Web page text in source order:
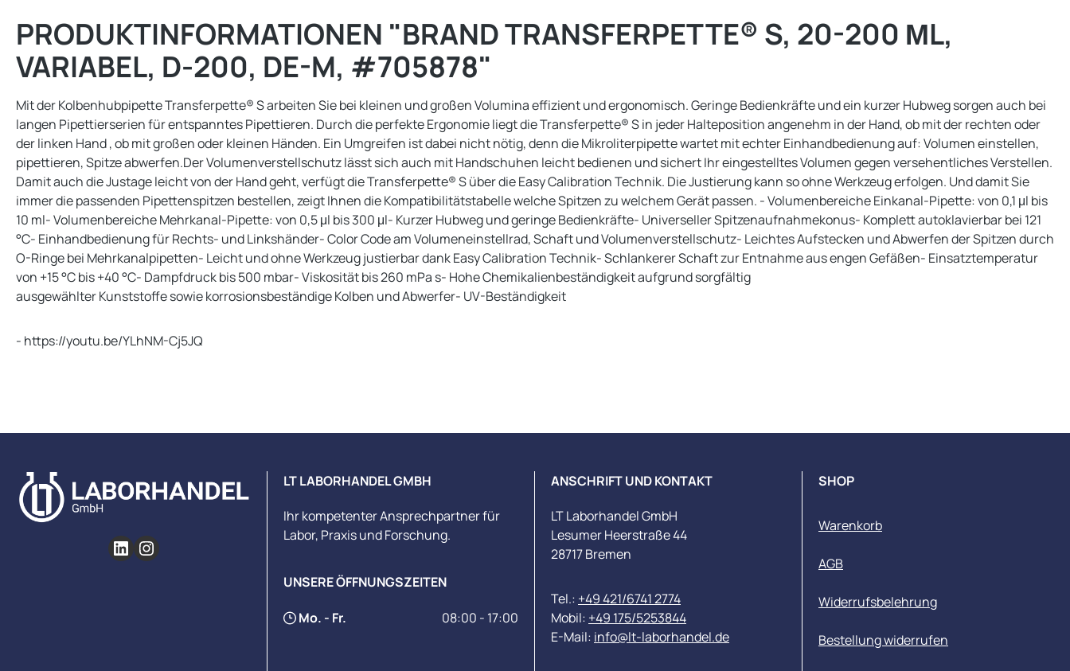
PRODUKTINFORMATIONEN "BRAND TRANSFERPETTE® S, 20-200 ΜL,
VARIABEL, D-200, DE-M, #705878"
Mit der Kolbenhubpipette Transferpette® S arbeiten Sie bei kleinen und großen Volumina effizient und ergonomisch. Geringe Bedienkräfte und ein kurzer Hubweg sorgen auch bei
langen Pipettierserien für entspanntes Pipettieren. Durch die perfekte Ergonomie liegt die Transferpette® S in jeder Halteposition angenehm in der Hand, ob mit der rechten oder
der linken Hand , ob mit großen oder kleinen Händen. Ein Umgreifen ist dabei nicht nötig, denn die Mikroliterpipette wartet mit echter Einhandbedienung auf: Volumen einstellen,
pipettieren, Spitze abwerfen.Der Volumenverstellschutz lässt sich auch mit Handschuhen leicht bedienen und sichert Ihr eingestelltes Volumen gegen versehentliches Verstellen.
Damit auch die Justage leicht von der Hand geht, verfügt die Transferpette® S über die Easy Calibration Technik. Die Justierung kann so ohne Werkzeug erfolgen. Und damit Sie
immer die passenden Pipettenspitzen bestellen, zeigt Ihnen die Kompatibilitätstabelle welche Spitzen zu welchem Gerät passen. - Volumenbereiche Einkanal-Pipette: von 0,1 μl bis
10 ml- Volumenbereiche Mehrkanal-Pipette: von 0,5 μl bis 300 μl- Kurzer Hubweg und geringe Bedienkräfte- Universeller Spitzenaufnahmekonus- Komplett autoklavierbar bei 121
°C- Einhandbedienung für Rechts- und Linkshänder- Color Code am Volumeneinstellrad, Schaft und Volumenverstellschutz- Leichtes Aufstecken und Abwerfen der Spitzen durch
O-Ringe bei Mehrkanalpipetten- Leicht und ohne Werkzeug justierbar dank Easy Calibration Technik- Schlankerer Schaft zur Entnahme aus engen Gefäßen- Einsatztemperatur
von +15 °C bis +40 °C- Dampfdruck bis 500 mbar- Viskosität bis 260 mPa s- Hohe Chemikalienbeständigkeit aufgrund sorgfältig
ausgewählter Kunststoffe sowie korrosionsbeständige Kolben und Abwerfer- UV-Beständigkeit
- https://youtu.be/YLhNM-Cj5JQ
LT LABORHANDEL GMBH
Ihr kompetenter Ansprechpartner für
Labor, Praxis und Forschung.
UNSERE ÖFFNUNGSZEITEN
Mo. - Fr. 08:00 - 17:00
ANSCHRIFT UND KONTAKT
LT Laborhandel GmbH
Lesumer Heerstraße 44
28717 Bremen
Tel.: +49 421/6741 2774
Mobil: +49 175/5253844
E-Mail: info@lt-laborhandel.de
SHOP
Warenkorb
AGB
Widerrufsbelehrung
Bestellung widerrufen